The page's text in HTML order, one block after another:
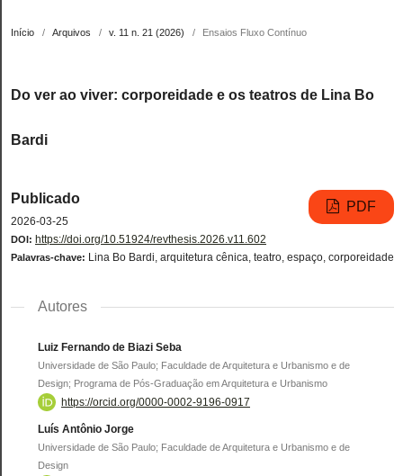
Início / Arquivos / v. 11 n. 21 (2026) / Ensaios Fluxo Contínuo
Do ver ao viver: corporeidade e os teatros de Lina Bo
Bardi
Publicado
2026-03-25
PDF
DOI: https://doi.org/10.51924/revthesis.2026.v11.602
Palavras-chave: Lina Bo Bardi, arquitetura cênica, teatro, espaço, corporeidade
Autores
Luiz Fernando de Biazi Seba
Universidade de São Paulo; Faculdade de Arquitetura e Urbanismo e de
Design; Programa de Pós-Graduação em Arquitetura e Urbanismo
https://orcid.org/0000-0002-9196-0917
Luís Antônio Jorge
Universidade de São Paulo; Faculdade de Arquitetura e Urbanismo e de
Design